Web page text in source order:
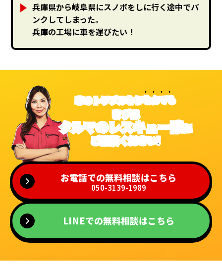
兵庫県から岐阜県にスノボをしに行く途中でパ
ンクしてしまった。
兵庫の工場に車を運びたい！
車のトラブルならなんでも
まずは
クルマのレスキュー隊に
ご相談ください!
お電話での無料相談はこちら
050-3139-1989
LINEでの無料相談はこちら